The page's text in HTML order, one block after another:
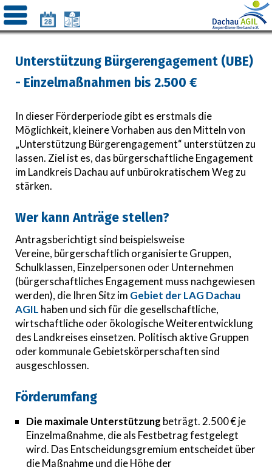
Unterstützung Bürgerengagement (UBE)
- Einzelmaßnahmen bis 2.500 €
In dieser Förderperiode gibt es erstmals die
Möglichkeit, kleinere Vorhaben aus den Mitteln von
„Unterstützung Bürgerengagement“ unterstützen zu
lassen. Ziel ist es, das bürgerschaftliche Engagement
im Landkreis Dachau auf unbürokratischem Weg zu
stärken.
Wer kann Anträge stellen?
Antragsberichtigt sind beispielsweise
Vereine, bürgerschaftlich organisierte Gruppen,
Schulklassen, Einzelpersonen oder Unternehmen
(bürgerschaftliches Engagement muss nachgewiesen
werden), die Ihren Sitz im Gebiet der LAG Dachau
AGIL haben und sich für die gesellschaftliche,
wirtschaftliche oder ökologische Weiterentwicklung
des Landkreises einsetzen. Politisch aktive Gruppen
oder kommunale Gebietskörperschaften sind
ausgeschlossen.
Förderumfang
Die maximale Unterstützung beträgt. 2.500 € je
Einzelmaßnahme, die als Festbetrag festgelegt
wird. Das Entscheidungsgremium entscheidet über
die Maßnahme und die Höhe der